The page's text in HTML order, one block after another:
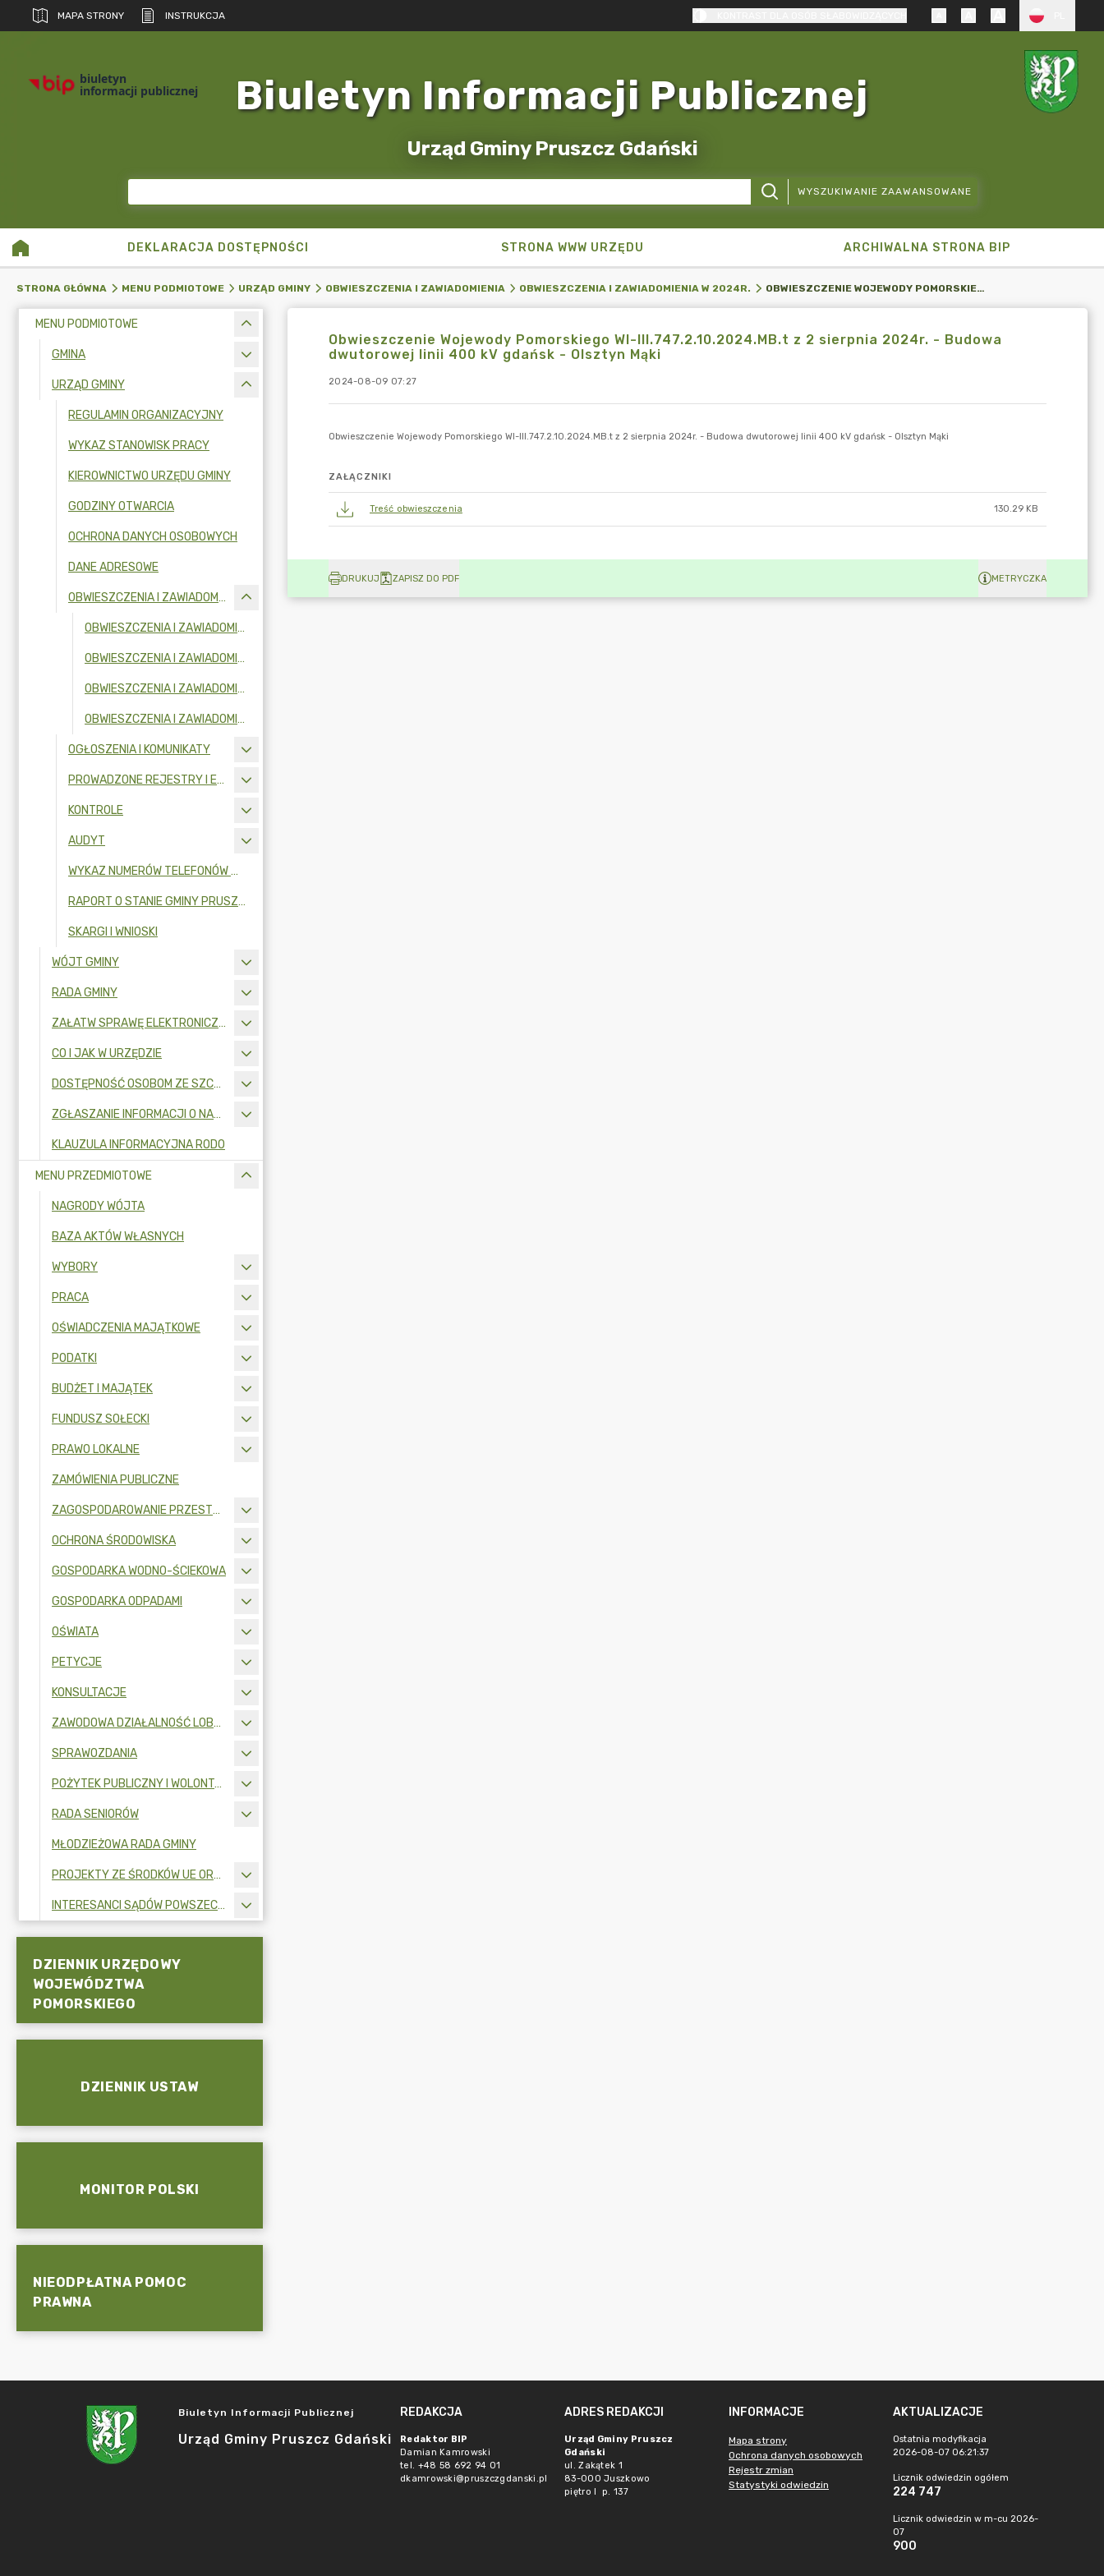
MAPA STRONY INSTRUKCJA
biuletyn
informacji publicznej Biuletyn Informacji Publicznej
Urząd Gminy Pruszcz Gdański
WYSZUKIWANIE ZAAWANSOWANE
DEKLARACJA DOSTĘPNOŚCI STRONA WWW URZĘDU ARCHIWALNA STRONA BIP
STRONA GŁÓWNA MENU PODMIOTOWE URZĄD GMINY OBWIESZCZENIA I ZAWIADOMIENIA OBWIESZCZENIA I ZAWIADOMIENIA W 2024R. OBWIESZCZENIE WOJEWODY POMORSKIEGO WI-III.747.2.10.2024.MB.T Z 2 SIERPNIA 2024R. - BUDOWA DWUTOROWEJ LINII 400 KV GDAŃSK - OLSZTYN MĄKI
MENU PODMIOTOWE
GMINA
URZĄD GMINY
REGULAMIN ORGANIZACYJNY
WYKAZ STANOWISK PRACY
KIEROWNICTWO URZĘDU GMINY
GODZINY OTWARCIA
OCHRONA DANYCH OSOBOWYCH
DANE ADRESOWE
OBWIESZCZENIA I ZAWIADOMIENIA
OBWIESZCZENIA I ZAWIADOMIENIA W 2026 R.
OBWIESZCZENIA I ZAWIADOMIENIA W 2025R.
OBWIESZCZENIA I ZAWIADOMIENIA W 2024R.
OBWIESZCZENIA I ZAWIADOMIENIA W 2023R.
OGŁOSZENIA I KOMUNIKATY
PROWADZONE REJESTRY I EWIDENCJE
KONTROLE
AUDYT
WYKAZ NUMERÓW TELEFONÓW W URZĘDZIE GMINY
RAPORT O STANIE GMINY PRUSZCZ GDAŃSKI
SKARGI I WNIOSKI
WÓJT GMINY
RADA GMINY
ZAŁATW SPRAWĘ ELEKTRONICZNIE
CO I JAK W URZĘDZIE
DOSTĘPNOŚĆ OSOBOM ZE SZCZEGÓLNYMI POTRZEBAMI
ZGŁASZANIE INFORMACJI O NARUSZENIU PRAWA I OCHRONA SYGNALISTÓW
KLAUZULA INFORMACYJNA RODO
MENU PRZEDMIOTOWE
NAGRODY WÓJTA
BAZA AKTÓW WŁASNYCH
WYBORY
PRACA
OŚWIADCZENIA MAJĄTKOWE
PODATKI
BUDŻET I MAJĄTEK
FUNDUSZ SOŁECKI
PRAWO LOKALNE
ZAMÓWIENIA PUBLICZNE
ZAGOSPODAROWANIE PRZESTRZENNE
OCHRONA ŚRODOWISKA
GOSPODARKA WODNO-ŚCIEKOWA
GOSPODARKA ODPADAMI
OŚWIATA
PETYCJE
KONSULTACJE
ZAWODOWA DZIAŁALNOŚĆ LOBBINGOWA
SPRAWOZDANIA
POŻYTEK PUBLICZNY I WOLONTARIAT
RADA SENIORÓW
MŁODZIEŻOWA RADA GMINY
PROJEKTY ZE ŚRODKÓW UE ORAZ FUNDUSZY ZEWNĘTRZNYCH
INTERESANCI SĄDÓW POWSZECHNYCH
DZIENNIK URZĘDOWY
WOJEWÓDZTWA
POMORSKIEGO
DZIENNIK USTAW
MONITOR POLSKI
NIEODPŁATNA POMOC
PRAWNA
Obwieszczenie Wojewody Pomorskiego WI-III.747.2.10.2024.MB.t z 2 sierpnia 2024r. - Budowa
dwutorowej linii 400 kV gdańsk - Olsztyn Mąki
2024-08-09 07:27
ZAŁĄCZNIKI
Treść obwieszczenia 130.29 KB
DRUKUJ ZAPISZ DO PDF METRYCZKA
Biuletyn Informacji Publicznej
Urząd Gminy Pruszcz Gdański
REDAKCJA
Redaktor BIP
Damian Kamrowski
tel. +48 58 692 94 01
dkamrowski@pruszczgdanski.pl
ADRES REDAKCJI
Urząd Gminy Pruszcz
Gdański
ul. Zakątek 1
83-000 Juszkowo
piętro I p. 137
INFORMACJE
Mapa strony
Ochrona danych osobowych
Rejestr zmian
Statystyki odwiedzin
AKTUALIZACJE
Ostatnia modyfikacja
2026-08-07 06:21:37
Licznik odwiedzin ogółem
224 747
Licznik odwiedzin w m-cu 2026-
07
900